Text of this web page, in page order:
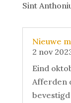
Sint
Nieuwe
2 nov
Eind
Afferden